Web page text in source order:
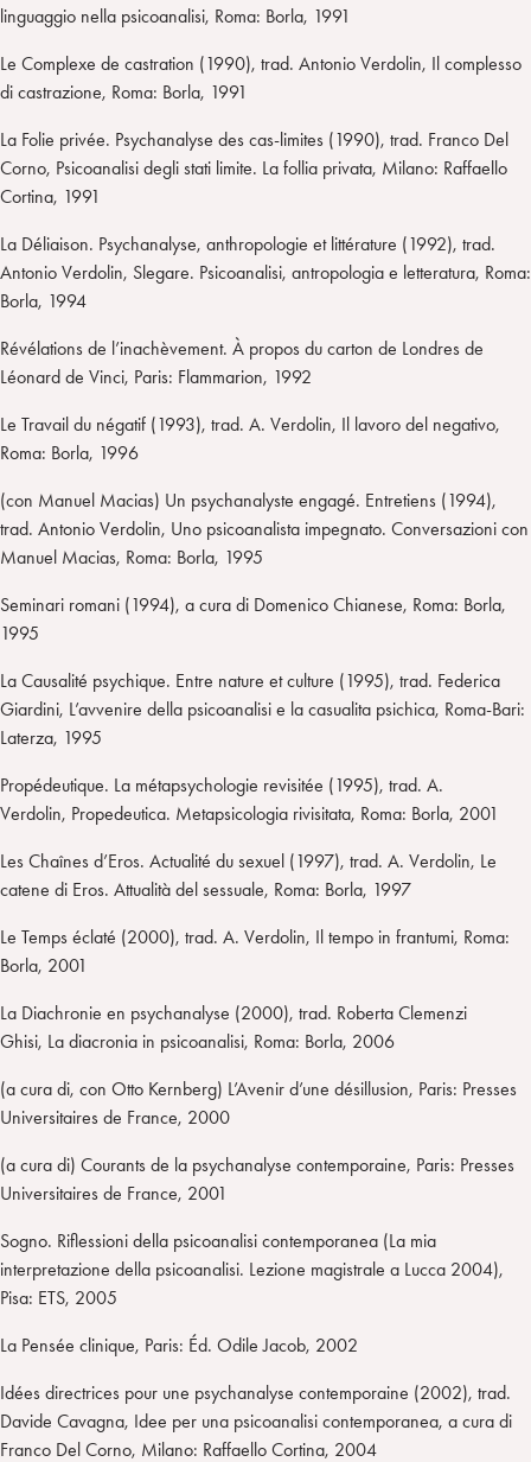
linguaggio nella psicoanalisi, Roma: Borla, 1991
Le Complexe de castration (1990), trad. Antonio Verdolin, Il complesso
di castrazione, Roma: Borla, 1991
La Folie privée. Psychanalyse des cas-limites (1990), trad. Franco Del
Corno, Psicoanalisi degli stati limite. La follia privata, Milano: Raffaello
Cortina, 1991
La Déliaison. Psychanalyse, anthropologie et littérature (1992), trad.
Antonio Verdolin, Slegare. Psicoanalisi, antropologia e letteratura, Roma:
Borla, 1994
Révélations de l’inachèvement. À propos du carton de Londres de
Léonard de Vinci, Paris: Flammarion, 1992
Le Travail du négatif (1993), trad. A. Verdolin, Il lavoro del negativo,
Roma: Borla, 1996
(con Manuel Macias) Un psychanalyste engagé. Entretiens (1994),
trad. Antonio Verdolin, Uno psicoanalista impegnato. Conversazioni con
Manuel Macias, Roma: Borla, 1995
Seminari romani (1994), a cura di Domenico Chianese, Roma: Borla,
1995
La Causalité psychique. Entre nature et culture (1995), trad. Federica
Giardini, L’avvenire della psicoanalisi e la casualita psichica, Roma-Bari:
Laterza, 1995
Propédeutique. La métapsychologie revisitée (1995), trad. A.
Verdolin, Propedeutica. Metapsicologia rivisitata, Roma: Borla, 2001
Les Chaînes d’Eros. Actualité du sexuel (1997), trad. A. Verdolin, Le
catene di Eros. Attualità del sessuale, Roma: Borla, 1997
Le Temps éclaté (2000), trad. A. Verdolin, Il tempo in frantumi, Roma:
Borla, 2001
La Diachronie en psychanalyse (2000), trad. Roberta Clemenzi
Ghisi, La diacronia in psicoanalisi, Roma: Borla, 2006
(a cura di, con Otto Kernberg) L’Avenir d’une désillusion, Paris: Presses
Universitaires de France, 2000
(a cura di) Courants de la psychanalyse contemporaine, Paris: Presses
Universitaires de France, 2001
Sogno. Riflessioni della psicoanalisi contemporanea (La mia
interpretazione della psicoanalisi. Lezione magistrale a Lucca 2004),
Pisa: ETS, 2005
La Pensée clinique, Paris: Éd. Odile Jacob, 2002
Idées directrices pour une psychanalyse contemporaine (2002), trad.
Davide Cavagna, Idee per una psicoanalisi contemporanea, a cura di
Franco Del Corno, Milano: Raffaello Cortina, 2004